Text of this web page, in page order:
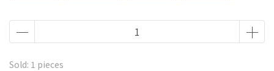
Sold: 1 pieces